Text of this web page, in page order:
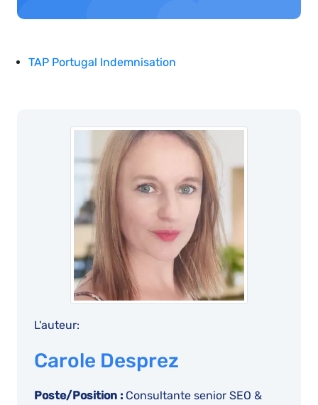
TAP Portugal Indemnisation
L'auteur:
Carole Desprez
Poste/Position : Consultante senior SEO &